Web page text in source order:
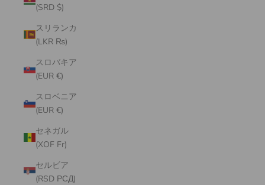
(SRD $)
スリランカ
(LKR ₨)
スロバキア
(EUR €)
スロベニア
(EUR €)
セネガル
(XOF Fr)
セルビア
(RSD РСД)